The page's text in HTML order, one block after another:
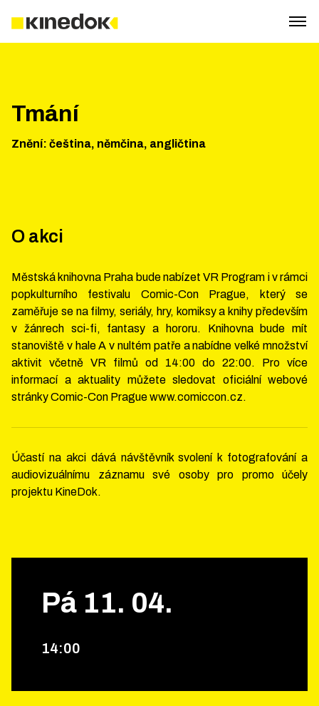
Tmání
Znění: čeština, němčina, angličtina
O akci
Městská knihovna Praha bude nabízet VR Program i v rámci
popkulturního festivalu Comic-Con Prague, který se
zaměřuje se na filmy, seriály, hry, komiksy a knihy především
v žánrech sci-fi, fantasy a hororu. Knihovna bude mít
stanoviště v hale A v nultém patře a nabídne velké množství
aktivit včetně VR filmů od 14:00 do 22:00. Pro více
informací a aktuality můžete sledovat oficiální webové
stránky Comic-Con Prague www.comiccon.cz.
Účastí na akci dává návštěvník svolení k fotografování a
audiovizuálnímu záznamu své osoby pro promo účely
projektu KineDok.
Pá 11. 04.
14:00